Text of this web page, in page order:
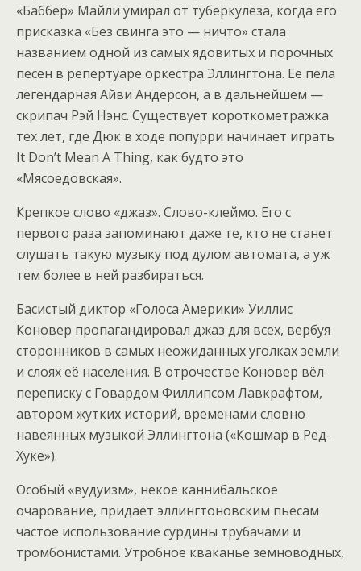
«Баббер» Майли умирал от туберкулёза, когда его
присказка «Без свинга это — ничто» стала
названием одной из самых ядовитых и порочных
песен в репертуаре оркестра Эллингтона. Её пела
легендарная Айви Андерсон, а в дальнейшем —
скрипач Рэй Нэнс. Существует короткометражка
тех лет, где Дюк в ходе попурри начинает играть
It Don’t Mean A Thing, как будто это
«Мясоедовская».
Крепкое слово «джаз». Слово-клеймо. Его с
первого раза запоминают даже те, кто не станет
слушать такую музыку под дулом автомата, а уж
тем более в ней разбираться.
Басистый диктор «Голоса Америки» Уиллис
Коновер пропагандировал джаз для всех, вербуя
сторонников в самых неожиданных уголках земли
и слоях её населения. В отрочестве Коновер вёл
переписку с Говардом Филлипсом Лавкрафтом,
автором жутких историй, временами словно
навеянных музыкой Эллингтона («Кошмар в Ред-
Хуке»).
Особый «вудуизм», некое каннибальское
очарование, придаёт эллингтоновским пьесам
частое использование сурдины трубачами и
тромбонистами. Утробное кваканье земноводных,